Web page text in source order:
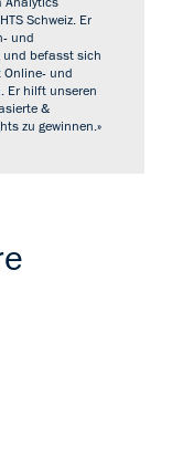
Schweiz. Er
und
befasst sich
Online- und
Er hilft unseren
&
zu gewinnen.»